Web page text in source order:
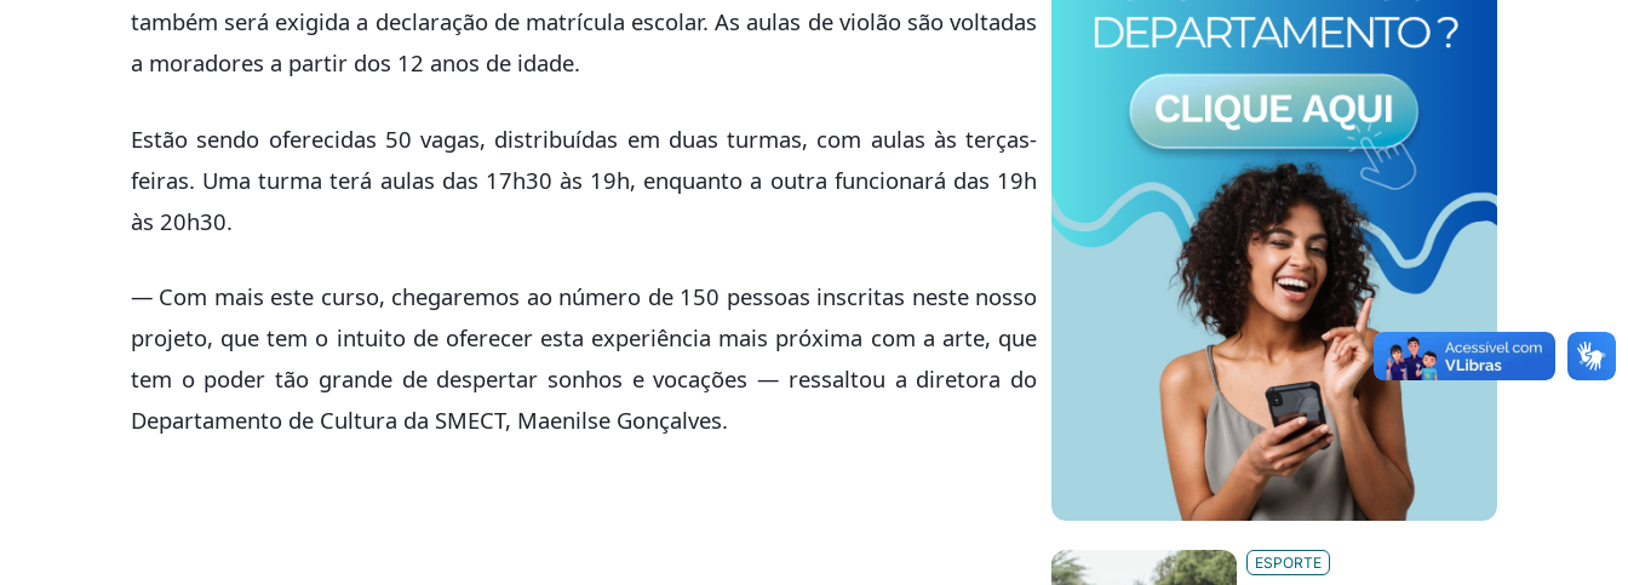
também será exigida a declaração de matrícula escolar. As aulas de violão são voltadas
a moradores a partir dos 12 anos de idade.
Estão sendo oferecidas 50 vagas, distribuídas em duas turmas, com aulas às terças-
feiras. Uma turma terá aulas das 17h30 às 19h, enquanto a outra funcionará das 19h
às 20h30.
— Com mais este curso, chegaremos ao número de 150 pessoas inscritas neste nosso
projeto, que tem o intuito de oferecer esta experiência mais próxima com a arte, que
tem o poder tão grande de despertar sonhos e vocações — ressaltou a diretora do
Departamento de Cultura da SMECT, Maenilse Gonçalves.
ESPORTE